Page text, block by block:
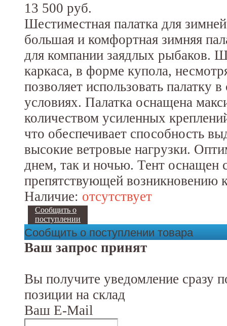
13 500 руб.
Шестиместная палатка для
большая и комфортная зимняя
для компании заядлых рыбаков.
каркаса, в форме купола,
позволяет использовать палатку
условиях. Палатка оснащена
количеством усиленных
что обеспечивает способность
высокие ветровые нагрузки.
днем, так и ночью. Тент оснащен
препятствующей возникновению
Наличие: отсутствует
Сообщить о
поступлении
Сообщить о поступлении товара
Ваш запрос принят
Вы получите уведомление сразу
позиции на склад
Ваш E-Mail